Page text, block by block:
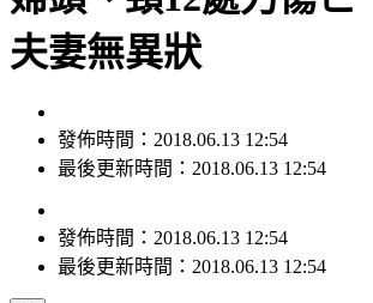
夫妻無異狀
最後更新時間：2018.06.13 12:54
最後更新時間：2018.06.13 12:54